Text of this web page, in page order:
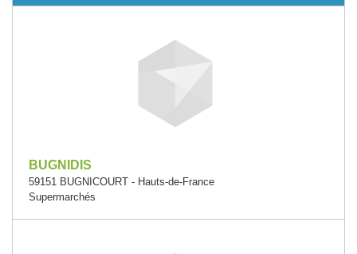
BUGNIDIS
59151 BUGNICOURT - Hauts-de-France
Supermarchés